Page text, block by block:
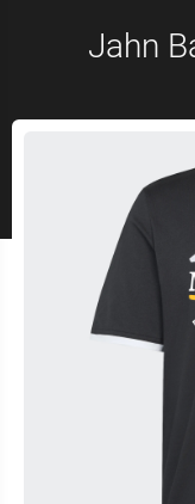
Jahn